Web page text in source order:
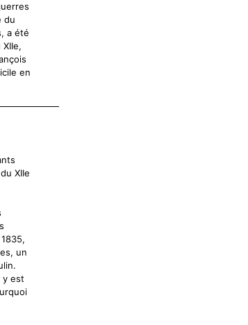
du
a été
en
XIIe
un
y est